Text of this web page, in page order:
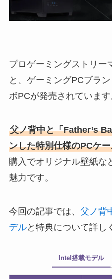
プロゲーミングストリー
と、ゲーミングPCブラ
ボPCが発売されています
父ノ背中と「Father’s
ンした特別仕様のPCケ
購入でオリジナル壁紙な
魅力です。
今回の記事では、 父ノ背
デルと特典について詳し
Intel搭載モデル